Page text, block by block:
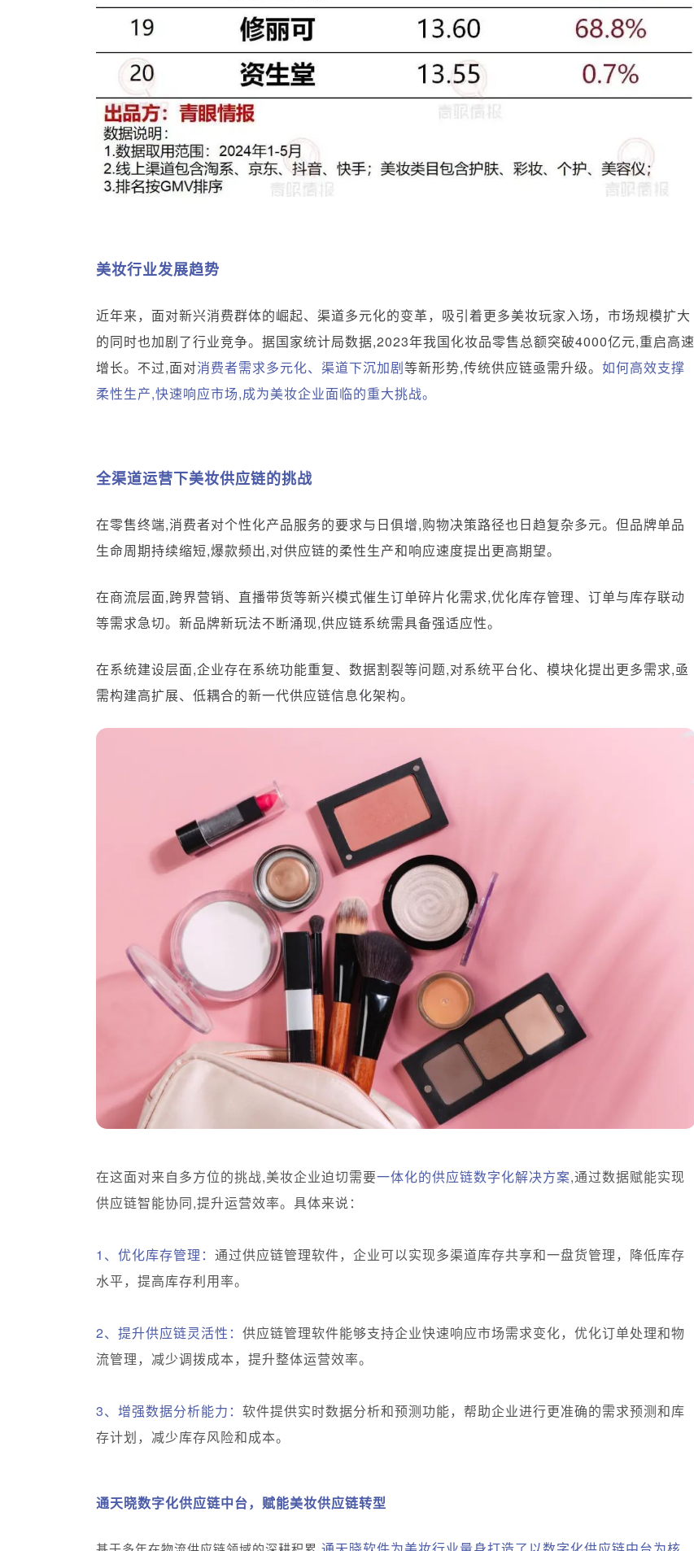
美妆行业发展趋势
近年来，面对新兴消费群体的崛起、渠道多元化的变革，吸引着更多美妆玩家入场，市场规模扩大
的同时也加剧了行业竞争。据国家统计局数据,2023年我国化妆品零售总额突破4000亿元,重启高速
增长。不过,面对消费者需求多元化、渠道下沉加剧等新形势,传统供应链亟需升级。 如何高效支撑
柔性生产,快速响应市场,成为美妆企业面临的重大挑战。
全渠道运营下美妆供应链的挑战
在零售终端,消费者对个性化产品服务的要求与日俱增,购物决策路径也日趋复杂多元。但品牌单品
生命周期持续缩短,爆款频出,对供应链的柔性生产和响应速度提出更高期望。
在商流层面,跨界营销、直播带货等新兴模式催生订单碎片化需求,优化库存管理、订单与库存联动
等需求急切。新品牌新玩法不断涌现,供应链系统需具备强适应性。
在系统建设层面,企业存在系统功能重复、数据割裂等问题,对系统平台化、模块化提出更多需求,亟
需构建高扩展、低耦合的新一代供应链信息化架构。
在这面对来自多方位的挑战,美妆企业迫切需要一体化的供应链数字化解决方案,通过数据赋能实现
供应链智能协同,提升运营效率。具体来说：
1、优化库存管理： 通过供应链管理软件，企业可以实现多渠道库存共享和一盘货管理，降低库存
水平，提高库存利用率。
2、提升供应链灵活性： 供应链管理软件能够支持企业快速响应市场需求变化，优化订单处理和物
流管理，减少调拨成本，提升整体运营效率。
3、增强数据分析能力： 软件提供实时数据分析和预测功能，帮助企业进行更准确的需求预测和库
存计划，减少库存风险和成本。
通天晓数字化供应链中台，赋能美妆供应链转型